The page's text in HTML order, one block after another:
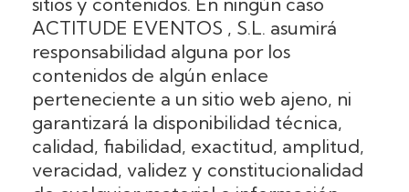
ACTITUDE EVENTOS , S.L. asumirá
responsabilidad alguna por los
contenidos de algún enlace
perteneciente a un sitio web ajeno, ni
garantizará la disponibilidad técnica,
calidad, fiabilidad, exactitud, amplitud,
veracidad, validez y constitucionalidad